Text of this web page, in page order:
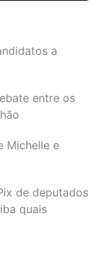
a
entre os
Michelle e
de deputados
quais